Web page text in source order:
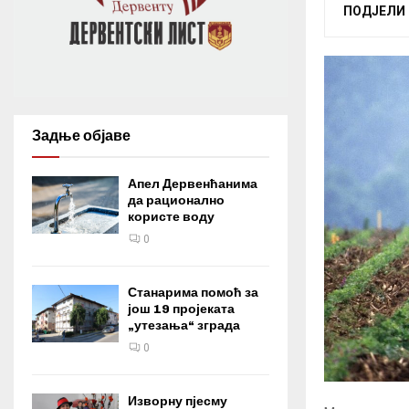
ПОДЈЕЛИ
Задње објаве
Апел Дервенћанима
да рационално
користе воду
0
Станарима помоћ за
још 19 пројеката
„утезања“ зграда
0
Изворну пјесму